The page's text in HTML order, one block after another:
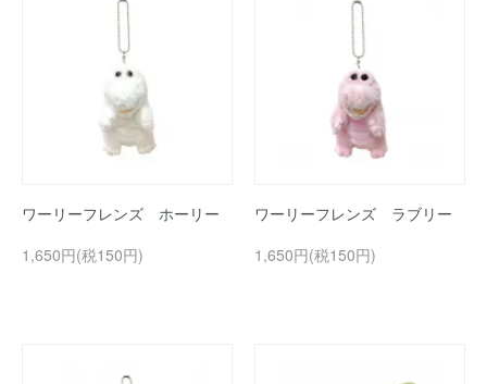
ワーリーフレンズ ホーリー
1,650円(税150円)
ワーリーフレンズ ラブリー
1,650円(税150円)